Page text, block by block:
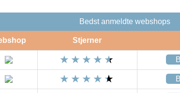
Bedst anmeldte webshops
Stjerner